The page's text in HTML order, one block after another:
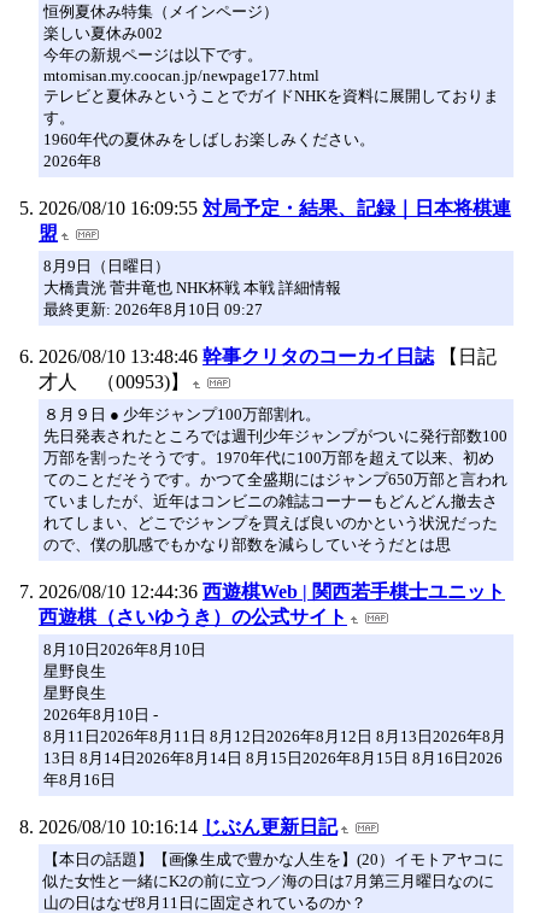
恒例夏休み特集（メインページ）
楽しい夏休み002
今年の新規ページは以下です。
mtomisan.my.coocan.jp/newpage177.html
テレビと夏休みということでガイドNHKを資料に展開しておりま
す。
1960年代の夏休みをしばしお楽しみください。
2026年8
2026/08/10 16:09:55 対局予定・結果、記録｜日本将棋連
盟
8月9日（日曜日）
大橋貴洸 菅井竜也 NHK杯戦 本戦 詳細情報
最終更新: 2026年8月10日 09:27
2026/08/10 13:48:46 幹事クリタのコーカイ日誌
【日記
才人 （00953)】
８月９日 ● 少年ジャンプ100万部割れ。
先日発表されたところでは週刊少年ジャンプがついに発行部数100
万部を割ったそうです。1970年代に100万部を超えて以来、初め
てのことだそうです。かつて全盛期にはジャンプ650万部と言われ
ていましたが、近年はコンビニの雑誌コーナーもどんどん撤去さ
れてしまい、どこでジャンプを買えば良いのかという状況だった
ので、僕の肌感でもかなり部数を減らしていそうだとは思
2026/08/10 12:44:36 西遊棋Web | 関西若手棋士ユニット
西遊棋（さいゆうき）の公式サイト
8月10日2026年8月10日
星野良生
星野良生
2026年8月10日 -
8月11日2026年8月11日 8月12日2026年8月12日 8月13日2026年8月
13日 8月14日2026年8月14日 8月15日2026年8月15日 8月16日2026
年8月16日
2026/08/10 10:16:14 じぶん更新日記
【本日の話題】【画像生成で豊かな人生を】(20）イモトアヤコに
似た女性と一緒にK2の前に立つ／海の日は7月第三月曜日なのに
山の日はなぜ8月11日に固定されているのか？